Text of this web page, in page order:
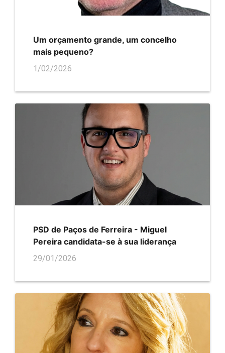
Um orçamento grande, um concelho
mais pequeno?
1/02/2026
PSD de Paços de Ferreira - Miguel
Pereira candidata-se à sua liderança
29/01/2026